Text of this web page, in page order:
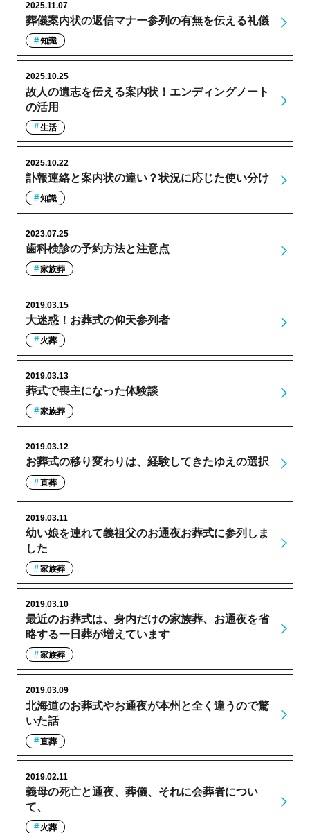
葬儀案内状の返信マナー参列の有無を伝える礼儀
2025.11.07
知識
故人の遺志を伝える案内状！エンディングノート
の活用
2025.10.25
生活
訃報連絡と案内状の違い？状況に応じた使い分け
2025.10.22
知識
歯科検診の予約方法と注意点
2023.07.25
家族葬
大迷惑！お葬式の仰天参列者
2019.03.15
火葬
葬式で喪主になった体験談
2019.03.13
家族葬
お葬式の移り変わりは、経験してきたゆえの選択
2019.03.12
直葬
幼い娘を連れて義祖父のお通夜お葬式に参列しま
した
2019.03.11
家族葬
最近のお葬式は、身内だけの家族葬、お通夜を省
略する一日葬が増えています
2019.03.10
家族葬
北海道のお葬式やお通夜が本州と全く違うので驚
いた話
2019.03.09
直葬
義母の死亡と通夜、葬儀、それに会葬者につい
て、
2019.02.11
火葬